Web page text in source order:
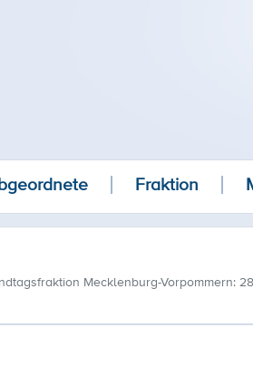
Fraktion
Mecklenburg-Vorpommern: